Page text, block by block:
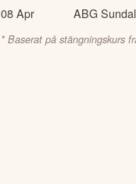
08 Apr ABG
* Baserat på stängningskurs